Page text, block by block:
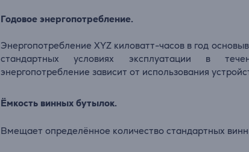
Годовое энергопотребление.
Энергопотребление XYZ киловатт-часов в год
стандартных условиях эксплуатации в
энергопотребление зависит от использования
Ёмкость винных бутылок.
Вмещает определённое количество стандартных